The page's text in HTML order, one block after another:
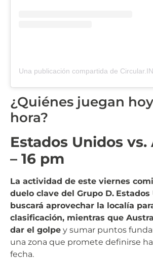
¿Quiénes juegan
hora?
Estados Unidos
– 16 pm
La actividad de este viernes
duelo clave del Grupo D. Estados
buscará aprovechar la localía
clasificación, mientras que
dar el golpe y sumar puntos
una zona que promete definirse
fecha.